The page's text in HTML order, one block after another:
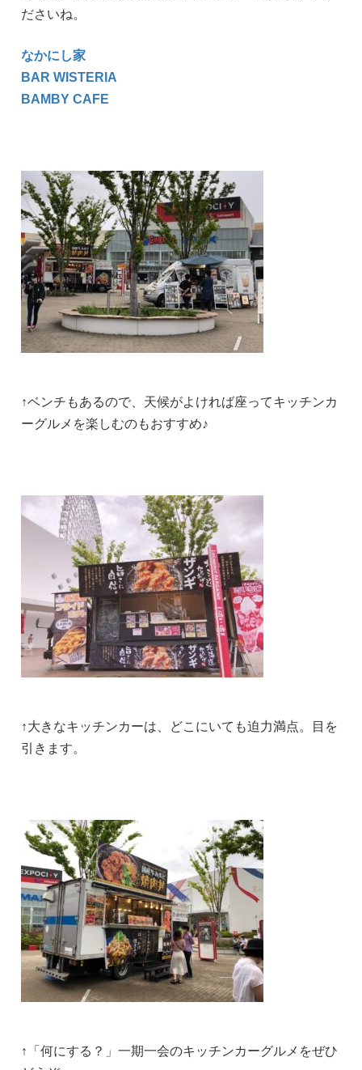
ださいね。
なかにし家
BAR WISTERIA
BAMBY CAFE
↑ベンチもあるので、天候がよければ座ってキッチンカ
ーグルメを楽しむのもおすすめ♪
↑大きなキッチンカーは、どこにいても迫力満点。目を
引きます。
↑「何にする？」一期一会のキッチンカーグルメをぜひ